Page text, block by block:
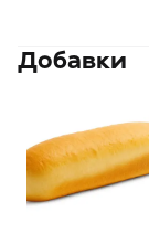
Добавки